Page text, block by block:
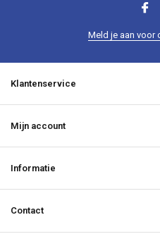
Meld je aan voor
Klantenservice
Mijn account
Informatie
Contact